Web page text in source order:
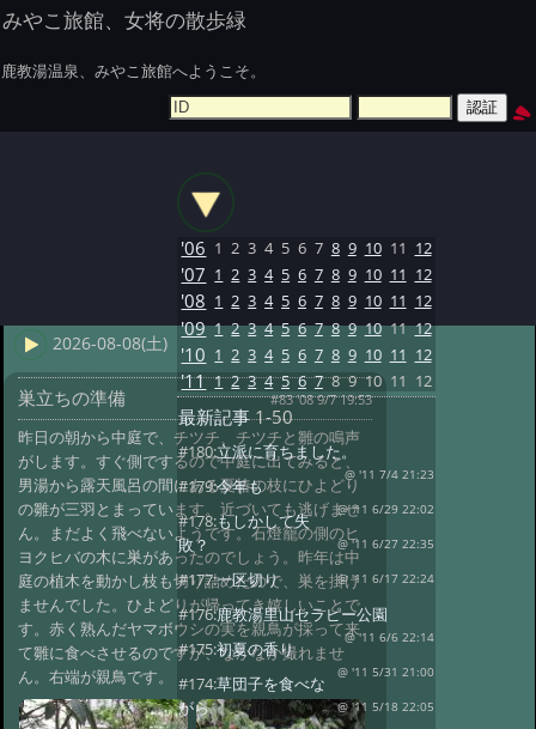
みやこ旅館、女将の散歩緑
鹿教湯温泉、みやこ旅館へようこそ。
2026-08-08(土)
巣立ちの準備 #83 '08 9/7 19:53
昨日の朝から中庭で、チツチ、チツチと雛の鳴声
がします。すぐ側でするので中庭に出てみると、
男湯から露天風呂の間にある夏椿の枝にひよどり
の雛が三羽とまっています。近づいても逃げませ
ん。まだよく飛べないようです。石燈籠の側のヒ
ヨクヒバの木に巣があったのでしょう。昨年は中
庭の植木を動かし枝も切り詰めたので、巣を掛け
ませんでした。ひよどりが帰ってき嬉しいことで
す。赤く熟んだヤマボウシの実を親鳥が採って来
て雛に食べさせるのですが、なかなか撮れませ
ん。右端が親鳥です。
'06 1 2 3 4 5 6 7 8 9 10 11 12
'07 1 2 3 4 5 6 7 8 9 10 11 12
'08 1 2 3 4 5 6 7 8 9 10 11 12
'09 1 2 3 4 5 6 7 8 9 10 11 12
'10 1 2 3 4 5 6 7 8 9 10 11 12
'11 1 2 3 4 5 6 7 8 9 10 11 12
最新記事1-50
#180:立派に育ちました。
@ '11 7/4 21:23
#179:今年も
@ '11 6/29 22:02
#178:もしかして失
敗？
@ '11 6/27 22:35
#177:一区切り @ '11 6/17 22:24
#176:鹿教湯里山セラピー公園
@ '11 6/6 22:14
#175:初夏の香り
@ '11 5/31 21:00
#174:草団子を食べな
がら
@ '11 5/18 22:05